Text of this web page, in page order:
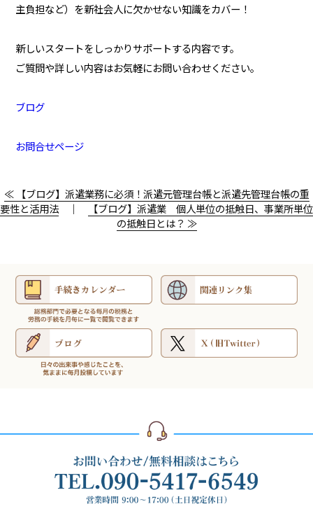
主負担など）を新社会人に欠かせない知識をカバー！
新しいスタートをしっかりサポートする内容です。
ご質問や詳しい内容はお気軽にお問い合わせください。
ブログ
お問合せページ
≪ 【ブログ】派遣業務に必須！派遣元管理台帳と派遣先管理台帳の重
要性と活用法｜
【ブログ】派遣業 個人単位の抵触日、事業所単位
の抵触日とは？ ≫